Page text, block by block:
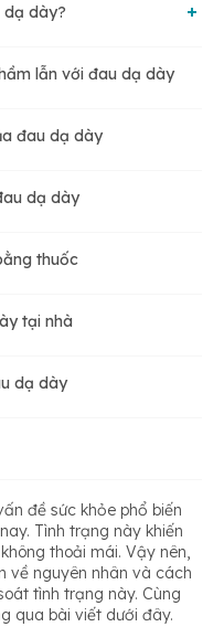
dạ dày?
học
thực phẩm
lẫn với đau dạ dày
đau dạ dày
dạ dày
thuốc
tại nhà
dạ dày
đề sức khỏe phổ biến
Tình trạng này khiến
thoải mái. Vậy nên,
về nguyên nhân và cách
tình trạng này. Cùng
qua bài viết dưới đây.